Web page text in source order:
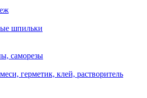
шпильки
саморезы
герметик, клей, растворитель